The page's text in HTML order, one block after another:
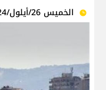
الخميس 26/أيلول/2024 - 09:23 م